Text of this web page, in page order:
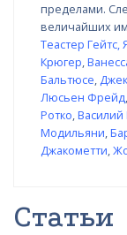
пределами.
величайших
Теастер Гейтс,
Крюгер,
Бальтюсе,
Люсьен Фрейд,
Ротко,Василий
Модильяни,
Джакометти,
Статьи